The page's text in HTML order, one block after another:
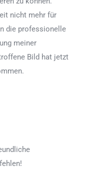
nicht mehr für
die professionelle
meiner
Bild hat jetzt